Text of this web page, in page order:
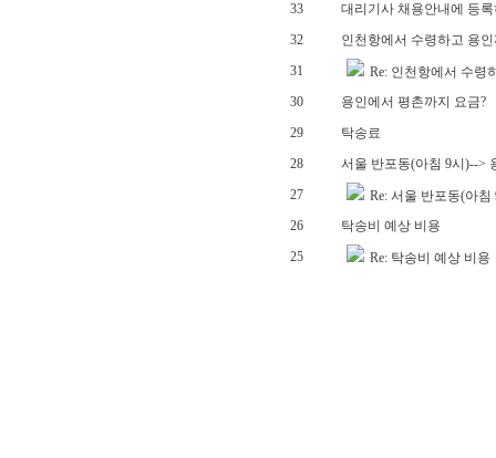
33
대리기사 채용안내에 등
32
인천항에서 수령하고 용
31
Re: 인천항에서 수령
30
용인에서 평촌까지 요금?
29
탁송료
28
서울 반포동(아침 9시)-->
27
Re: 서울 반포동(아
26
탁송비 예상 비용
25
Re: 탁송비 예상 비용